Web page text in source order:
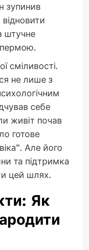
зупинив
штучне
сміливості.
не лише з
себе
живіт почав
готове
Але його
та підтримка
цей шлях.
Як